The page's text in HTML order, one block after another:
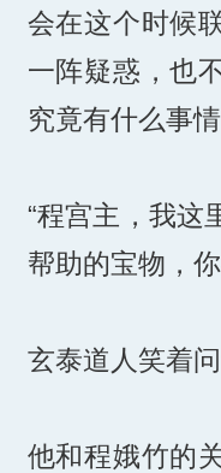
会在这个时候
一阵疑惑，也
究竟有什么事情
“程宫主，我这
帮助的宝物，
玄泰道人笑着问
他和程娥竹的